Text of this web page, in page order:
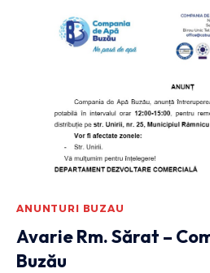
ANUNTURI BUZAU
Avarie Rm. Sărat –
Buzău